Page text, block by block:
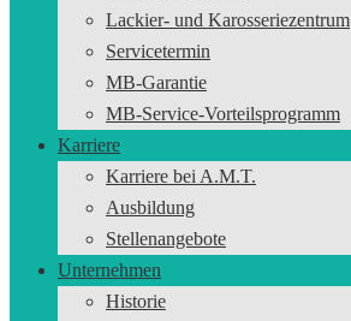
Lackier- und Karosseriezentrum
Servicetermin
MB-Garantie
MB-Service-Vorteilsprogramm
Karriere
Karriere bei A.M.T.
Ausbildung
Stellenangebote
Unternehmen
Historie